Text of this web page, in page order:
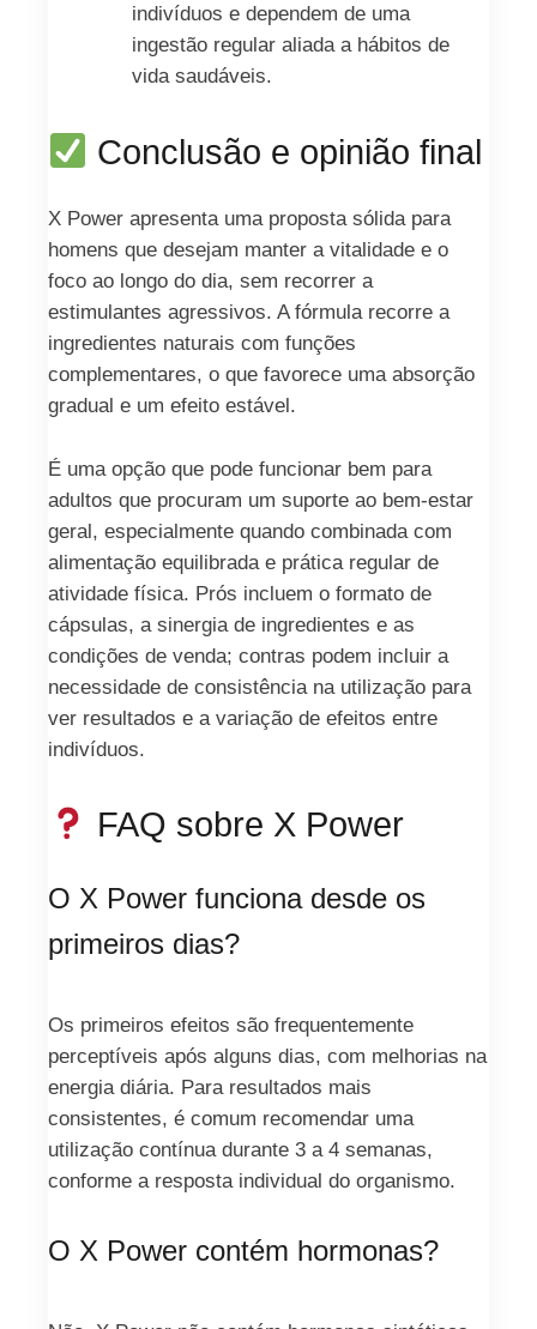
indivíduos e dependem de uma
ingestão regular aliada a hábitos de
vida saudáveis.
Conclusão e opinião final
X Power apresenta uma proposta sólida para
homens que desejam manter a vitalidade e o
foco ao longo do dia, sem recorrer a
estimulantes agressivos. A fórmula recorre a
ingredientes naturais com funções
complementares, o que favorece uma absorção
gradual e um efeito estável.
É uma opção que pode funcionar bem para
adultos que procuram um suporte ao bem‑estar
geral, especialmente quando combinada com
alimentação equilibrada e prática regular de
atividade física. Prós incluem o formato de
cápsulas, a sinergia de ingredientes e as
condições de venda; contras podem incluir a
necessidade de consistência na utilização para
ver resultados e a variação de efeitos entre
indivíduos.
FAQ sobre X Power
O X Power funciona desde os
primeiros dias?
Os primeiros efeitos são frequentemente
perceptíveis após alguns dias, com melhorias na
energia diária. Para resultados mais
consistentes, é comum recomendar uma
utilização contínua durante 3 a 4 semanas,
conforme a resposta individual do organismo.
O X Power contém hormonas?